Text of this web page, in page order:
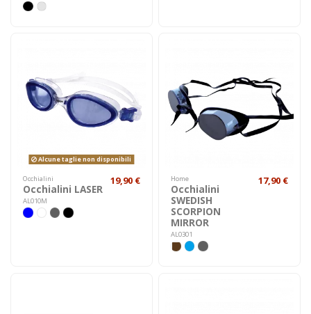
Alcune taglie non disponibili
Occhialini
Occhialini LASER
AL010M
19,90 € Home
Occhialini
SWEDISH
SCORPION
MIRROR
AL0301
17,90 €